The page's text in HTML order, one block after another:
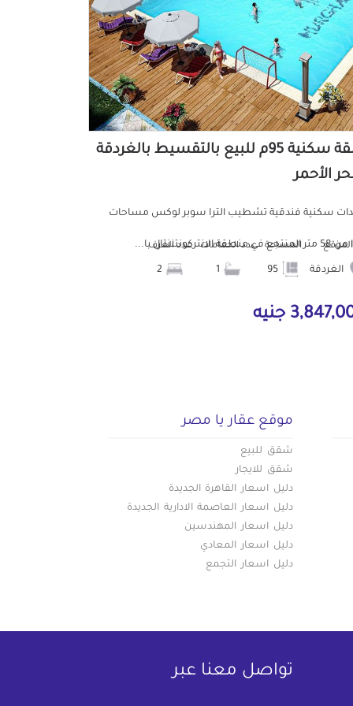
شقة سكنية 95م للبيع بالتقسيط بالغردقة
الأحمر
سكنية فندقية تشطيب الترا سوبر لوكس مساحات
في منطقة الانتركونتننتال با...
الموقع
الغردقة
المساحة
95
عدد الحمامات عدد الغرف
جنيه
موقع عقار يا مصر
شقق للبيع
شقق للايجار
دليل اسعار القاهرة الجديدة
دليل اسعار العاصمة الادارية الجديدة
دليل اسعار المهندسين
دليل اسعار المعادي
دليل اسعار التجمع
تواصل معنا عبر